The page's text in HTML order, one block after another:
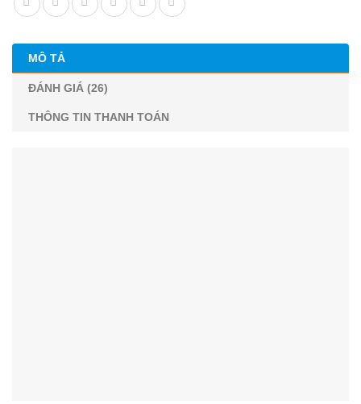
MÔ TẢ
ĐÁNH GIÁ (26)
THÔNG TIN THANH TOÁN